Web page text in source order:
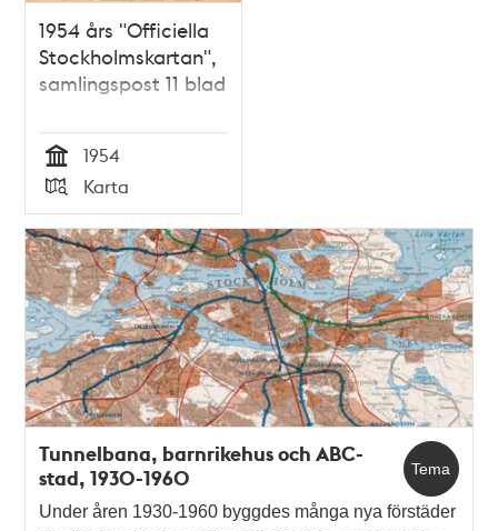
1954 års "Officiella
Stockholmskartan",
samlingspost 11 blad
Tid
1954
Typ
Karta
Tema
Tunnelbana, barnrikehus och ABC-
stad, 1930-1960
Under åren 1930-1960 byggdes många nya förstäder